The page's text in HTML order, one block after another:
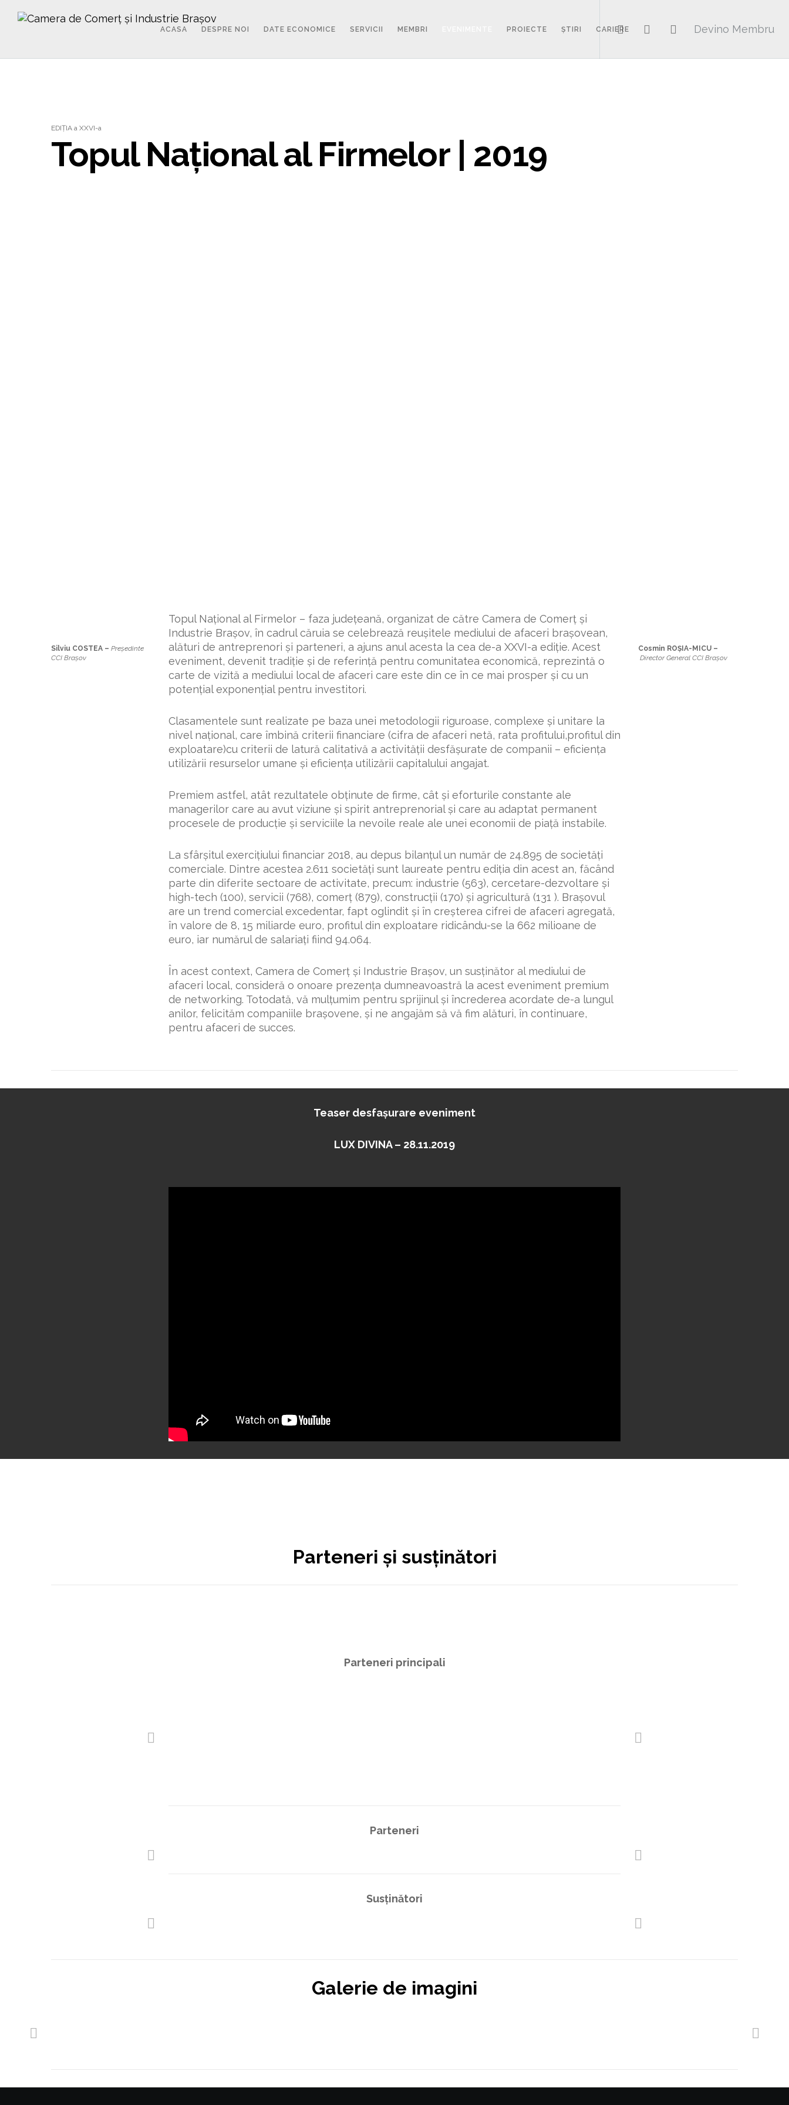
Devino Membru
ACASA DESPRE NOI DATE ECONOMICE SERVICII MEMBRI PROIECTE ȘTIRI CARIERE
EDIȚIA a XXVI-a
Topul Național al Firmelor | 2019
Silviu COSTEA – Președinte
CCI Brașov
Topul Naţional al Firmelor – faza judeţeană, organizat de către Camera de Comerţ şi
Industrie Braşov, în cadrul căruia se celebrează reuşitele mediului de afaceri braşovean,
alături de antreprenori şi parteneri, a ajuns anul acesta la cea de-a XXVI-a ediţie. Acest
eveniment, devenit tradiţie şi de referinţă pentru comunitatea economică, reprezintă o
carte de vizită a mediului local de afaceri care este din ce în ce mai prosper şi cu un
potenţial exponenţial pentru investitori.
Clasamentele sunt realizate pe baza unei metodologii riguroase, complexe şi unitare la
nivel naţional, care îmbină criterii financiare (cifra de afaceri netă, rata profitului,profitul din
exploatare)cu criterii de latură calitativă a activităţii desfășurate de companii – eficienţa
utilizării resurselor umane şi eficienţa utilizării capitalului angajat.
Premiem astfel, atât rezultatele obţinute de firme, cât şi eforturile constante ale
managerilor care au avut viziune şi spirit antreprenorial şi care au adaptat permanent
procesele de producţie şi serviciile la nevoile reale ale unei economii de piaţă instabile.
La sfârşitul exerciţiului financiar 2018, au depus bilanţul un număr de 24.895 de societăţi
comerciale. Dintre acestea 2.611 societăţi sunt laureate pentru ediţia din acest an, făcând
parte din diferite sectoare de activitate, precum: industrie (563), cercetare-dezvoltare şi
high-tech (100), servicii (768), comerţ (879), construcţii (170) şi agricultură (131 ). Braşovul
are un trend comercial excedentar, fapt oglindit şi în creşterea cifrei de afaceri agregată,
în valore de 8, 15 miliarde euro, profitul din exploatare ridicându-se la 662 milioane de
euro, iar numărul de salariaţi fiind 94.064.
În acest context, Camera de Comerţ şi Industrie Braşov, un susţinător al mediului de
afaceri local, consideră o onoare prezenţa dumneavoastră la acest eveniment premium
de networking. Totodată, vă mulţumim pentru sprijinul şi încrederea acordate de-a lungul
anilor, felicităm companiile braşovene, şi ne angajăm să vă fim alături, în continuare,
pentru afaceri de succes.
Cosmin ROȘIA-MICU –
Director General CCI Brașov
Teaser desfașurare eveniment
LUX DIVINA – 28.11.2019
Parteneri și susținători
Parteneri principali
Parteneri
Susținători
Galerie de imagini